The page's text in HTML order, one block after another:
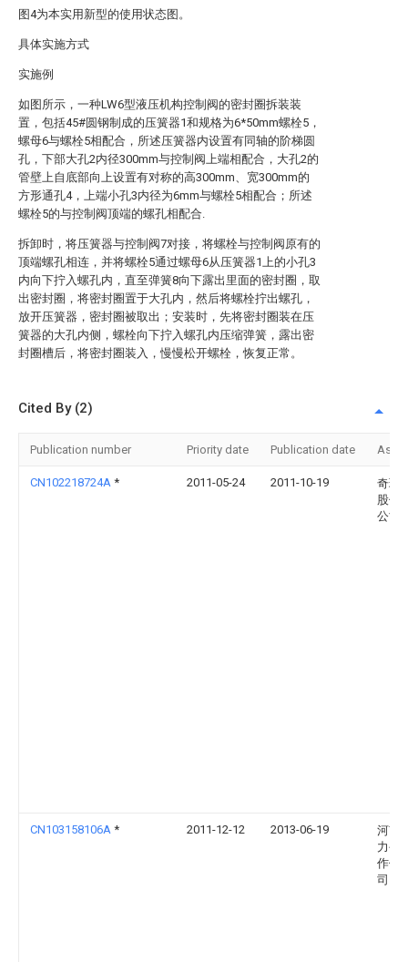
图4为本实用新型的使用状态图。
具体实施方式
实施例
如图所示，一种LW6型液压机构控制阀的密封圈拆装装
置，包括45#圆钢制成的压簧器1和规格为6*50mm螺栓5，
螺母6与螺栓5相配合，所述压簧器内设置有同轴的阶梯圆
孔，下部大孔2内径300mm与控制阀上端相配合，大孔2的
管壁上自底部向上设置有对称的高300mm、宽300mm的
方形通孔4，上端小孔3内径为6mm与螺栓5相配合；所述
螺栓5的与控制阀顶端的螺孔相配合.
拆卸时，将压簧器与控制阀7对接，将螺栓与控制阀原有的
顶端螺孔相连，并将螺栓5通过螺母6从压簧器1上的小孔3
内向下拧入螺孔内，直至弹簧8向下露出里面的密封圈，取
出密封圈，将密封圈置于大孔内，然后将螺栓拧出螺孔，
放开压簧器，密封圈被取出；安装时，先将密封圈装在压
簧器的大孔内侧，螺栓向下拧入螺孔内压缩弹簧，露出密
封圈槽后，将密封圈装入，慢慢松开螺栓，恢复正常。
Cited By (2)
Publication number Priority date Publication date
CN102218724A * 2011-05-24 2011-10-19
奇瑞
股份
公司
CN103158106A * 2011-12-12 2013-06-19
河南
力公
作供
司